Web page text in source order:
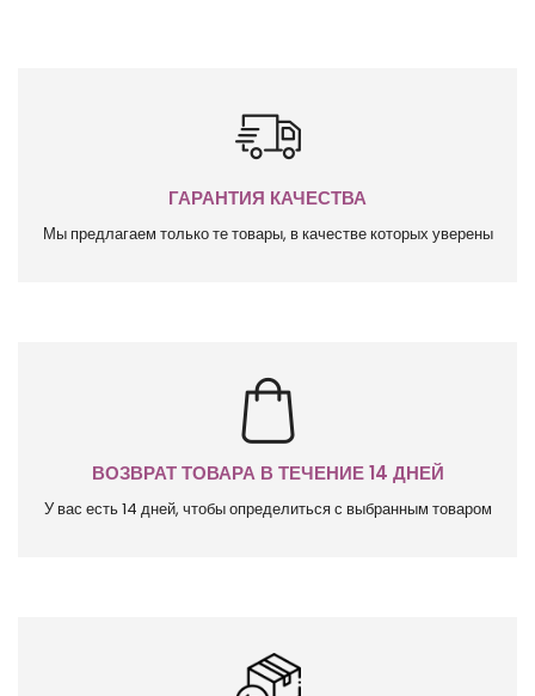
ГАРАНТИЯ КАЧЕСТВА
Мы предлагаем только те товары, в качестве которых уверены
ВОЗВРАТ ТОВАРА В ТЕЧЕНИЕ 14 ДНЕЙ
У вас есть 14 дней, чтобы определиться с выбранным товаром